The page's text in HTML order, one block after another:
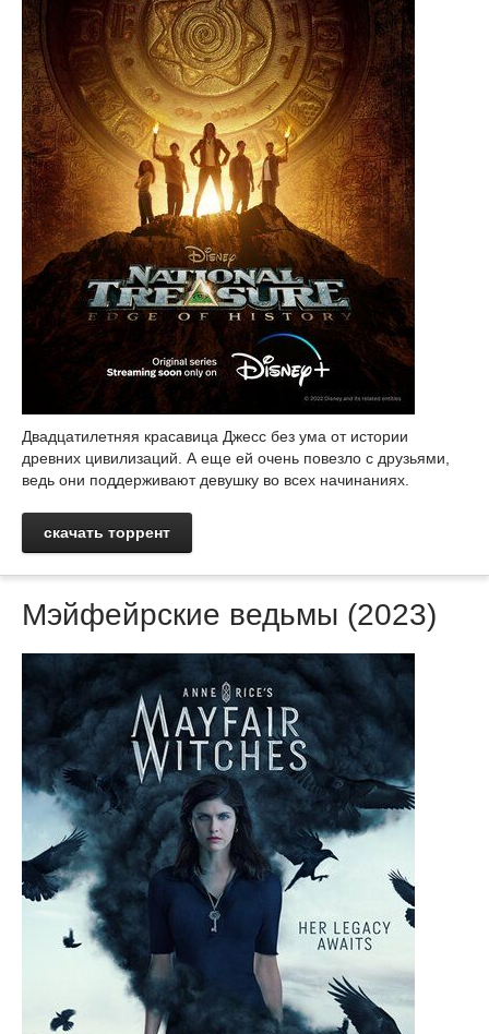
Двадцатилетняя красавица Джесс без ума от истории
древних цивилизаций. А еще ей очень повезло с друзьями,
ведь они поддерживают девушку во всех начинаниях.
скачать торрент
Мэйфейрские ведьмы (2023)